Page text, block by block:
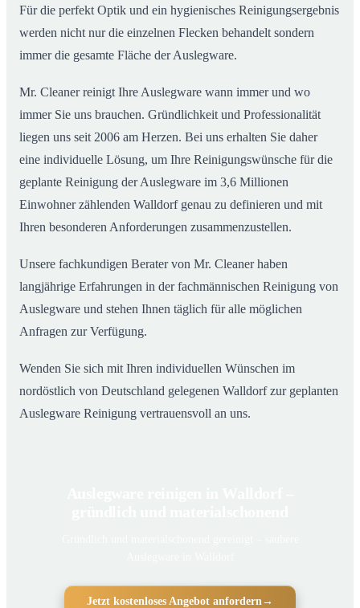
Für die perfekt Optik und ein hygienisches Reinigungsergebnis
werden nicht nur die einzelnen Flecken behandelt sondern
immer die gesamte Fläche der Auslegware.
Mr. Cleaner reinigt Ihre Auslegware wann immer und wo
immer Sie uns brauchen. Gründlichkeit und Professionalität
liegen uns seit 2006 am Herzen. Bei uns erhalten Sie daher
eine individuelle Lösung, um Ihre Reinigungswünsche für die
geplante Reinigung der Auslegware im 3,6 Millionen
Einwohner zählenden Walldorf genau zu definieren und mit
Ihren besonderen Anforderungen zusammenzustellen.
Unsere fachkundigen Berater von Mr. Cleaner haben
langjährige Erfahrungen in der fachmännischen Reinigung von
Auslegware und stehen Ihnen täglich für alle möglichen
Anfragen zur Verfügung.
Wenden Sie sich mit Ihren individuellen Wünschen im
nordöstlich von Deutschland gelegenen Walldorf zur geplanten
Auslegware Reinigung vertrauensvoll an uns.
Jetzt kostenloses Angebot anfordern→